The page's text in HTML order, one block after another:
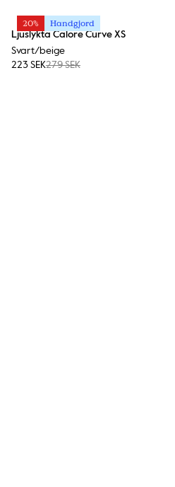
20% Handgjord
Ljuslykta Calore Curve XS
Svart/beige
223 SEK279 SEK